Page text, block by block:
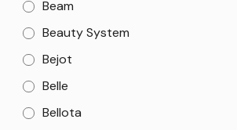
Beam
Beauty System
Bejot
Belle
Bellota